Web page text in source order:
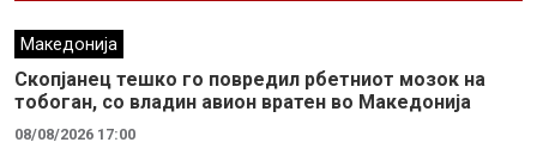
Македонија
Скопјанец тешко го повредил рбетниот мозок на
тобоган, со владин авион вратен во Македонија
08/08/2026 17:00